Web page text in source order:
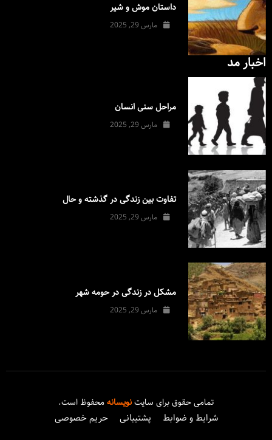
داستان موش و شیر
مارس 29, 2025
اخبار مد
مراحل سنی انسان
مارس 29, 2025
تفاوت بین زندگی در گذشته و حال
مارس 29, 2025
مشکل در زندگی در حومه شهر
مارس 29, 2025
تمامی حقوق برای سایتنویسانهمحفوظ است.
شرایط و ضوابط پشتیبانی حریم خصوصی